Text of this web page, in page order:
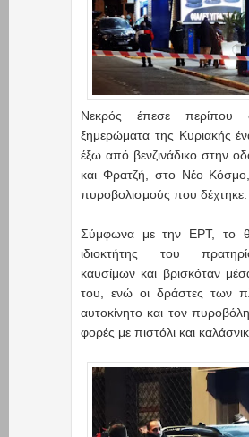
Νεκρός έπεσε
ξημερώματα της Κυριακής
έξω από βενζινάδικο στην
και Φρατζή, στο Νέο
πυροβολισμούς που δέχτηκε.
Σύμφωνα με την ΕΡΤ, το
ιδιοκτήτης του
καυσίμων και βρισκόταν
του, ενώ οι δράστες των
αυτοκίνητο και τον
φορές με πιστόλι και